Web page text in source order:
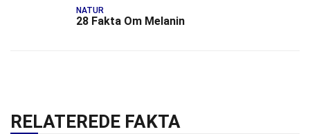
NATUR
28 Fakta Om Melanin
RELATEREDE FAKTA